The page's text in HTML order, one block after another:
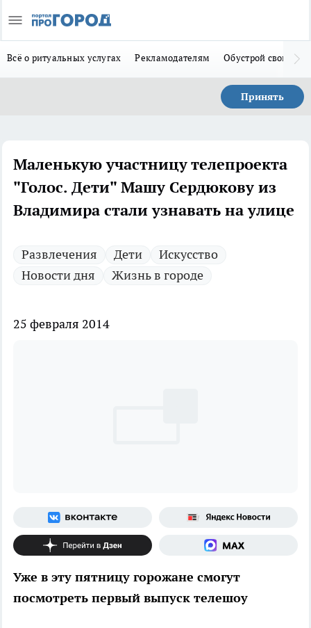
Всё о ритуальных услугах Рекламодателям Обустрой свой дом
Принять
Маленькую участницу телепроекта
"Голос. Дети" Машу Сердюкову из
Владимира стали узнавать на улице
Развлечения Дети
Искусство
Новости дня
Жизнь в городе
25 февраля 2014
Уже в эту пятницу горожане смогут
посмотреть первый выпуск телешоу